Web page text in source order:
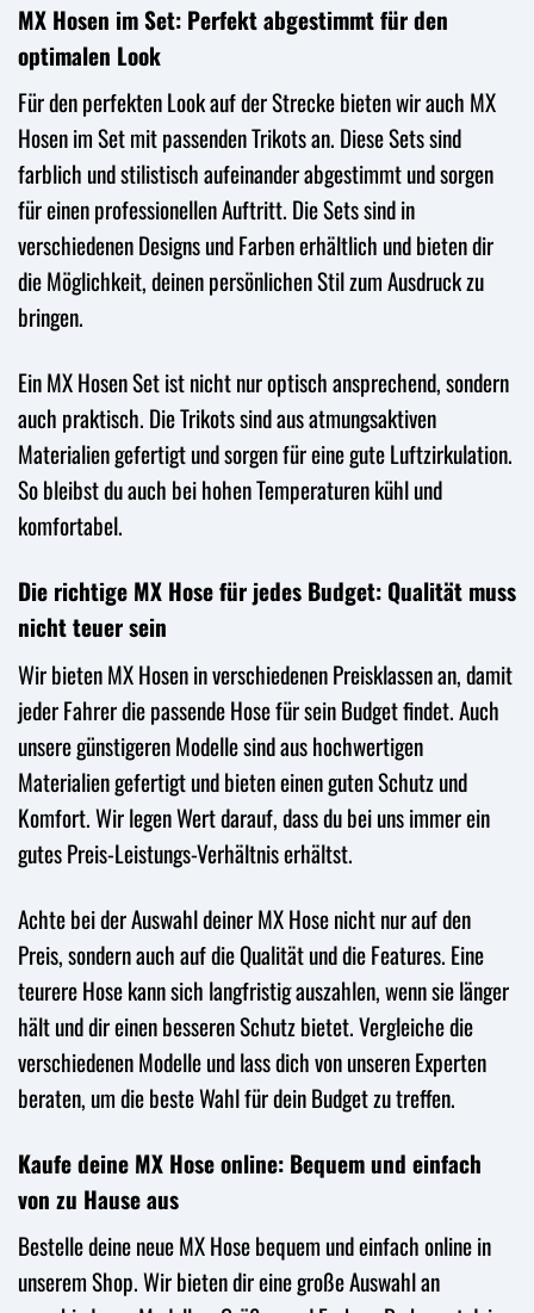
MX Hosen im Set: Perfekt abgestimmt für den
optimalen Look
Für den perfekten Look auf der Strecke bieten wir auch MX
Hosen im Set mit passenden Trikots an. Diese Sets sind
farblich und stilistisch aufeinander abgestimmt und sorgen
für einen professionellen Auftritt. Die Sets sind in
verschiedenen Designs und Farben erhältlich und bieten dir
die Möglichkeit, deinen persönlichen Stil zum Ausdruck zu
bringen.
Ein MX Hosen Set ist nicht nur optisch ansprechend, sondern
auch praktisch. Die Trikots sind aus atmungsaktiven
Materialien gefertigt und sorgen für eine gute Luftzirkulation.
So bleibst du auch bei hohen Temperaturen kühl und
komfortabel.
Die richtige MX Hose für jedes Budget: Qualität muss
nicht teuer sein
Wir bieten MX Hosen in verschiedenen Preisklassen an, damit
jeder Fahrer die passende Hose für sein Budget findet. Auch
unsere günstigeren Modelle sind aus hochwertigen
Materialien gefertigt und bieten einen guten Schutz und
Komfort. Wir legen Wert darauf, dass du bei uns immer ein
gutes Preis-Leistungs-Verhältnis erhältst.
Achte bei der Auswahl deiner MX Hose nicht nur auf den
Preis, sondern auch auf die Qualität und die Features. Eine
teurere Hose kann sich langfristig auszahlen, wenn sie länger
hält und dir einen besseren Schutz bietet. Vergleiche die
verschiedenen Modelle und lass dich von unseren Experten
beraten, um die beste Wahl für dein Budget zu treffen.
Kaufe deine MX Hose online: Bequem und einfach
von zu Hause aus
Bestelle deine neue MX Hose bequem und einfach online in
unserem Shop. Wir bieten dir eine große Auswahl an